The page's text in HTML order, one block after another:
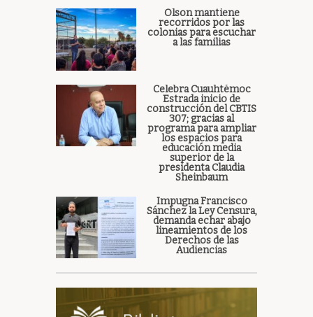
Olson mantiene
recorridos por las
colonias para escuchar
a las familias
Celebra Cuauhtémoc
Estrada inicio de
construcción del CBTIS
307; gracias al
programa para ampliar
los espacios para
educación media
superior de la
presidenta Claudia
Sheinbaum
Impugna Francisco
Sánchez la Ley Censura,
demanda echar abajo
lineamientos de los
Derechos de las
Audiencias